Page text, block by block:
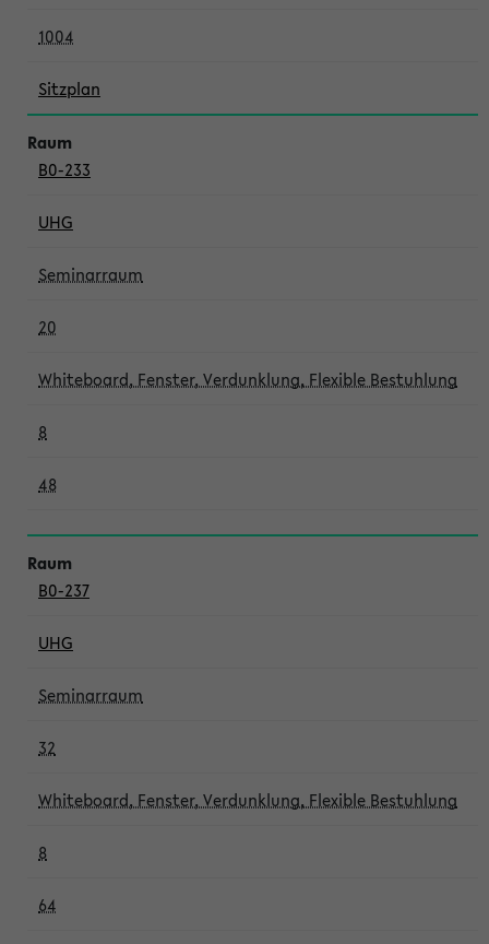
1004
Sitzplan
B0-233
UHG
Seminarraum
20
Whiteboard, Fenster, Verdunklung, Flexible Bestuhlung
8
48
B0-237
UHG
Seminarraum
32
Whiteboard, Fenster, Verdunklung, Flexible Bestuhlung
8
64